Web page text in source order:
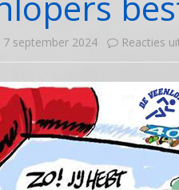
7 september 2024 Reacties